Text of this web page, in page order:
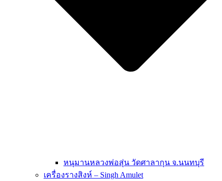
หนุมานหลวงพ่อสุ่น วัดศาลากุน จ.นนทบุรี
เครื่องรางสิงห์ – Singh Amulet